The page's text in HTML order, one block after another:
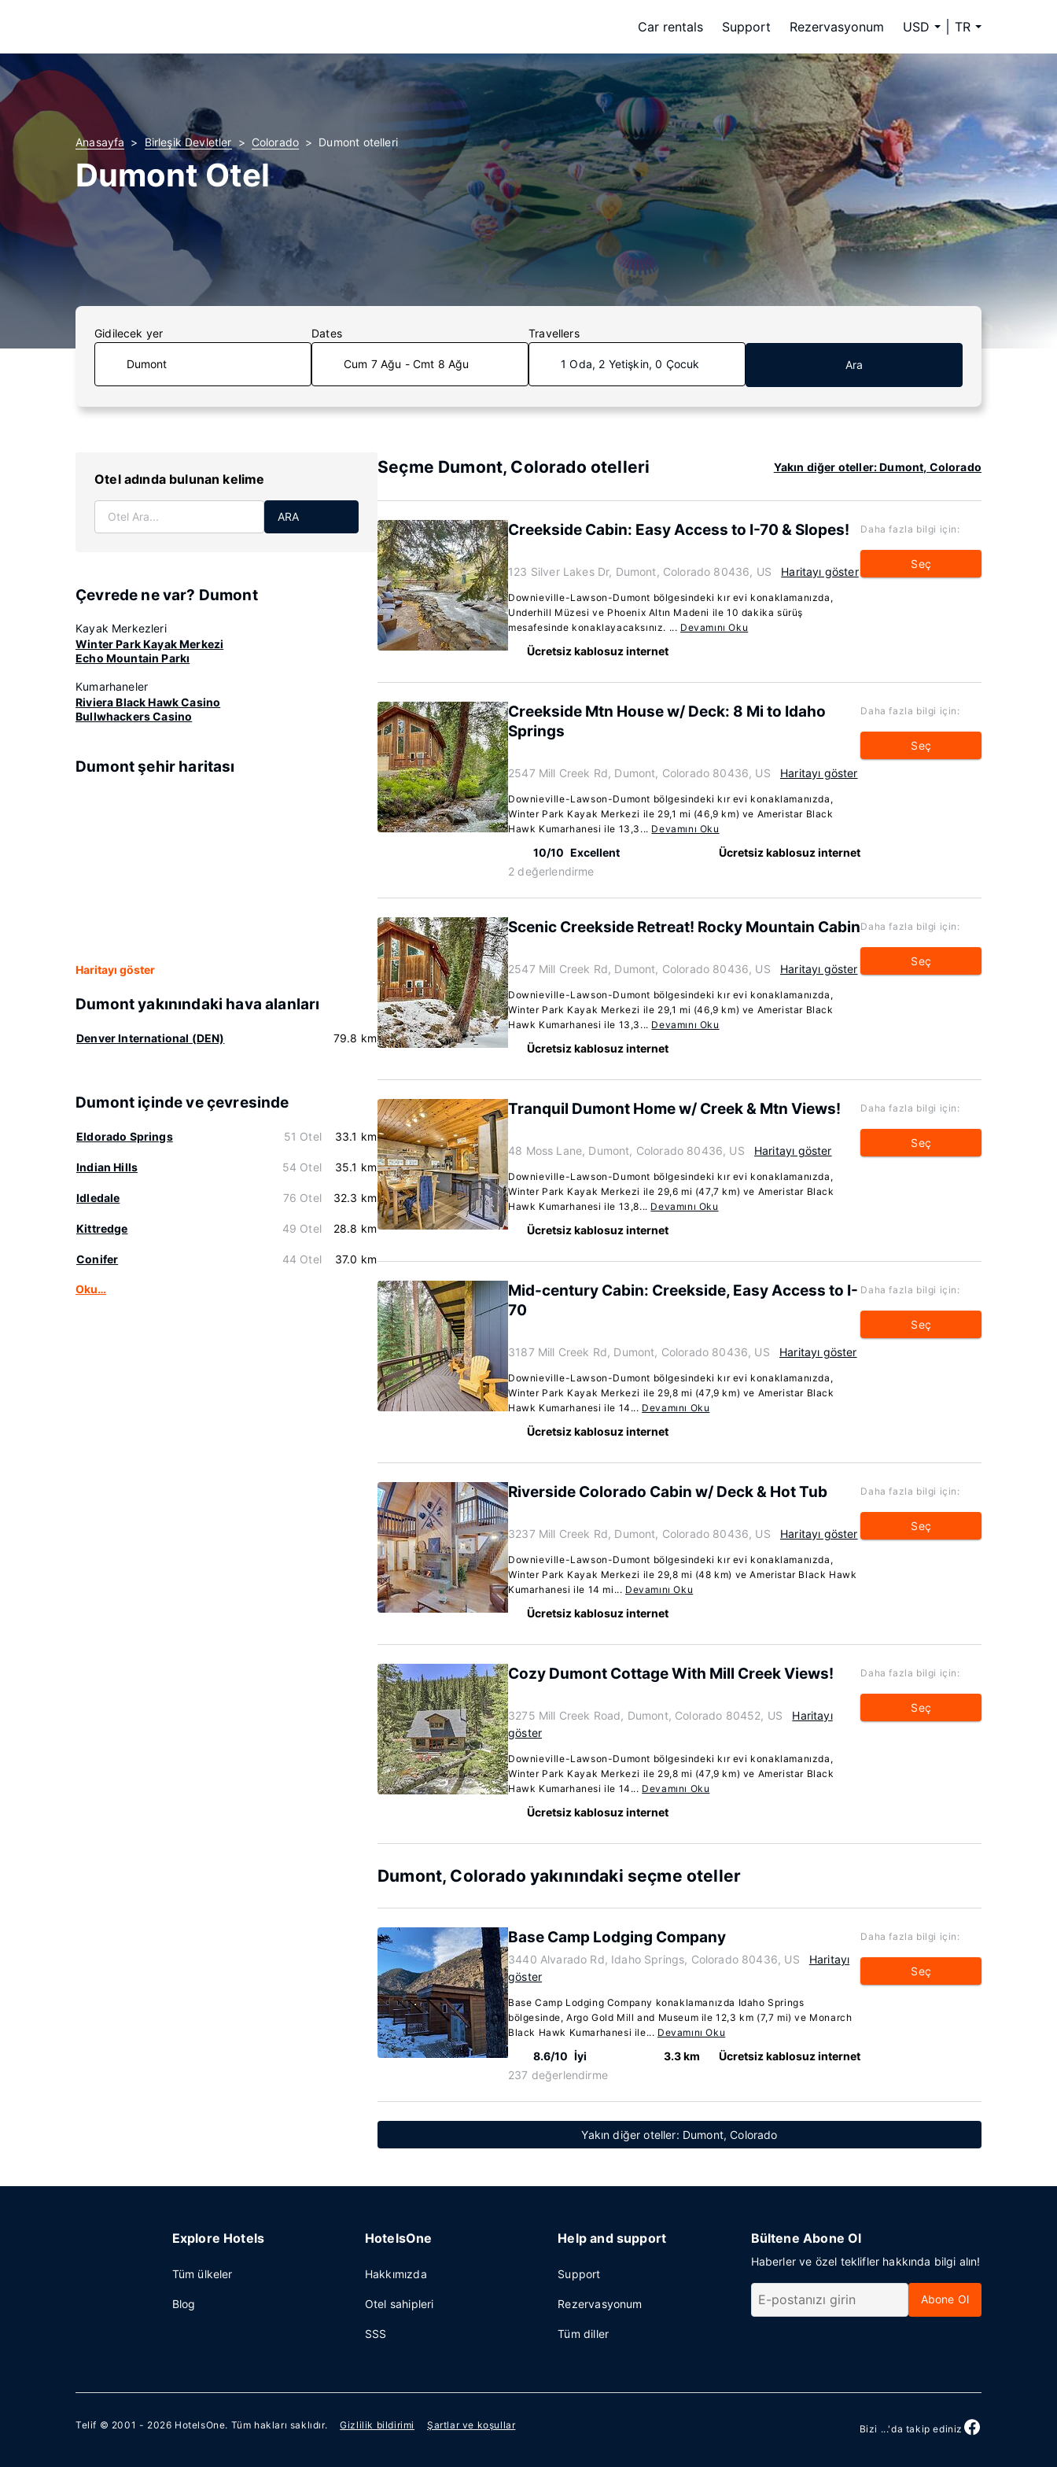
Car rentals Support Rezervasyonum USD TR
Anasayfa Birleşik Devletler Colorado Dumont otelleri
Dumont Otel
Gidilecek yer Dates
Cum 7 Ağu - Cmt 8 Ağu
Travellers
1 Oda, 2 Yetişkin, 0 Çocuk Ara
Otel adında bulunan kelime
ARA
Çevrede ne var? Dumont
Kayak Merkezleri
Winter Park Kayak Merkezi
Echo Mountain Parkı
Kumarhaneler
Riviera Black Hawk Casino
Bullwhackers Casino
Dumont şehir haritası
Haritayı göster
Dumont yakınındaki hava alanları
Denver International (DEN) 79.8 km
Dumont içinde ve çevresinde
Eldorado Springs 51 Otel 33.1 km
Indian Hills 54 Otel 35.1 km
Idledale 76 Otel 32.3 km
Kittredge 49 Otel 28.8 km
Conifer 44 Otel 37.0 km
Oku…
Seçme Dumont, Colorado otelleri Yakın diğer oteller: Dumont, Colorado
Creekside Cabin: Easy Access to I-70 & Slopes!
123 Silver Lakes Dr, Dumont, Colorado 80436, US Haritayı göster
Downieville-Lawson-Dumont bölgesindeki kır evi konaklamanızda,
Underhill Müzesi ve Phoenix Altın Madeni ile 10 dakika sürüş
mesafesinde konaklayacaksınız. ... Devamını Oku
Ücretsiz kablosuz internet
Daha fazla bilgi için:
Seç
Creekside Mtn House w/ Deck: 8 Mi to Idaho
Springs
2547 Mill Creek Rd, Dumont, Colorado 80436, US Haritayı göster
Downieville-Lawson-Dumont bölgesindeki kır evi konaklamanızda,
Winter Park Kayak Merkezi ile 29,1 mi (46,9 km) ve Ameristar Black
Hawk Kumarhanesi ile 13,3... Devamını Oku
10/10 Excellent
2 değerlendirme
Ücretsiz kablosuz internet
Daha fazla bilgi için:
Seç
Scenic Creekside Retreat! Rocky Mountain Cabin
2547 Mill Creek Rd, Dumont, Colorado 80436, US Haritayı göster
Downieville-Lawson-Dumont bölgesindeki kır evi konaklamanızda,
Winter Park Kayak Merkezi ile 29,1 mi (46,9 km) ve Ameristar Black
Hawk Kumarhanesi ile 13,3... Devamını Oku
Ücretsiz kablosuz internet
Daha fazla bilgi için:
Seç
Tranquil Dumont Home w/ Creek & Mtn Views!
48 Moss Lane, Dumont, Colorado 80436, US Haritayı göster
Downieville-Lawson-Dumont bölgesindeki kır evi konaklamanızda,
Winter Park Kayak Merkezi ile 29,6 mi (47,7 km) ve Ameristar Black
Hawk Kumarhanesi ile 13,8... Devamını Oku
Ücretsiz kablosuz internet
Daha fazla bilgi için:
Seç
Mid-century Cabin: Creekside, Easy Access to I-
70
3187 Mill Creek Rd, Dumont, Colorado 80436, US Haritayı göster
Downieville-Lawson-Dumont bölgesindeki kır evi konaklamanızda,
Winter Park Kayak Merkezi ile 29,8 mi (47,9 km) ve Ameristar Black
Hawk Kumarhanesi ile 14... Devamını Oku
Ücretsiz kablosuz internet
Daha fazla bilgi için:
Seç
Riverside Colorado Cabin w/ Deck & Hot Tub
3237 Mill Creek Rd, Dumont, Colorado 80436, US Haritayı göster
Downieville-Lawson-Dumont bölgesindeki kır evi konaklamanızda,
Winter Park Kayak Merkezi ile 29,8 mi (48 km) ve Ameristar Black Hawk
Kumarhanesi ile 14 mi... Devamını Oku
Ücretsiz kablosuz internet
Daha fazla bilgi için:
Seç
Cozy Dumont Cottage With Mill Creek Views!
3275 Mill Creek Road, Dumont, Colorado 80452, US
Haritayı
göster
Downieville-Lawson-Dumont bölgesindeki kır evi konaklamanızda,
Winter Park Kayak Merkezi ile 29,8 mi (47,9 km) ve Ameristar Black
Hawk Kumarhanesi ile 14... Devamını Oku
Ücretsiz kablosuz internet
Daha fazla bilgi için:
Seç
Dumont, Colorado yakınındaki seçme oteller
Base Camp Lodging Company
3440 Alvarado Rd, Idaho Springs, Colorado 80436, US
Haritayı
göster
Base Camp Lodging Company konaklamanızda Idaho Springs
bölgesinde, Argo Gold Mill and Museum ile 12,3 km (7,7 mi) ve Monarch
Black Hawk Kumarhanesi ile... Devamını Oku
8.6/10 İyi
237 değerlendirme
3.3 km Ücretsiz kablosuz internet
Daha fazla bilgi için:
Seç
Yakın diğer oteller: Dumont, Colorado
Explore Hotels
Tüm ülkeler
Blog
HotelsOne
Hakkımızda
Otel sahipleri
SSS
Help and support
Support
Rezervasyonum
Tüm diller
Bültene Abone Ol
Haberler ve özel teklifler hakkında bilgi alın!
Abone Ol
Telif © 2001 - 2026 HotelsOne. Tüm hakları saklıdır. Gizlilik bildirimi Şartlar ve koşullar Bizi ...'da takip ediniz